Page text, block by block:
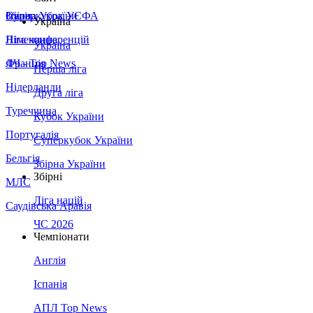
Збірна України
Італія
Німеччина
Франція
Нідерланди
Туреччина
Португалія
Бельгія
МЛС
Саудівська Аравія
Суперкубок УЄФА
Ліга конференцій
ЛЧ - Top News
Україна
Україна
Перша ліга
Друга ліга
Кубок України
Суперкубок України
Збірна України
Збірні
Ліга націй
ЧС 2026
Чемпіонати
Англія
Іспанія
АПЛ Top News